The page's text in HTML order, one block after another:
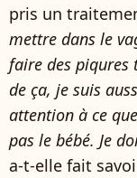
pris un
mettre dans le
faire des piqures
de ça, je suis
attention à ce
pas le bébé. Je
a-t-elle fait